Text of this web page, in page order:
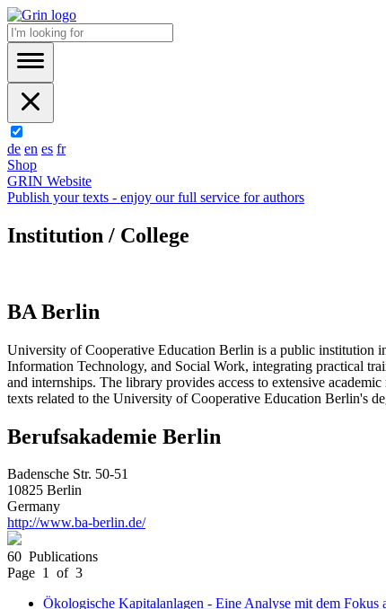
de en es fr
Shop
GRIN Website
Publish your texts - enjoy our full service for authors
Institution / College
BA Berlin
University of Cooperative Education Berlin is a public institution
Information Technology, and Social Work, integrating practical
and internships. The library provides access to extensive
texts related to the University of Cooperative Education Berlin's
Berufsakademie Berlin
Badensche Str. 50-51
10825 Berlin
Germany
http://www.ba-berlin.de/
60 Publications
Page 1 of 3
Ökologische Kapitalanlagen - Eine Analyse mit dem Fokus